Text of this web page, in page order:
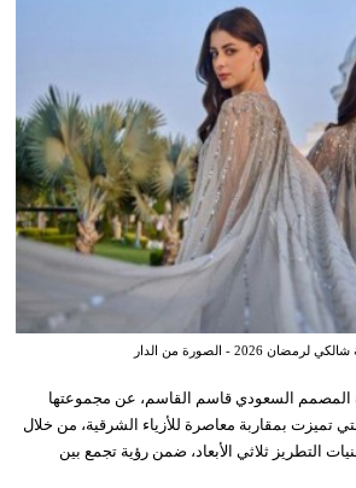
2026 - الصورة من الدار
المصمم السعودي قاسم القاسم، عن مجموعتها
برمضان 2026، والتي تميزت بمقاربة معاصرة للأزياء الشرقية، من خلال
التطريز ثلاثي الأبعاد، ضمن رؤية تجمع بين